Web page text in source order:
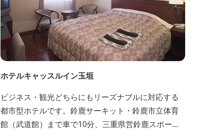
ホテルキャッスルイン玉垣
ビジネス・観光どちらにもリーズナブルに対応する
都市型ホテルです。鈴鹿サーキット・鈴鹿市立体育
館（武道館）まで車で10分、三重県営鈴鹿スポーツ